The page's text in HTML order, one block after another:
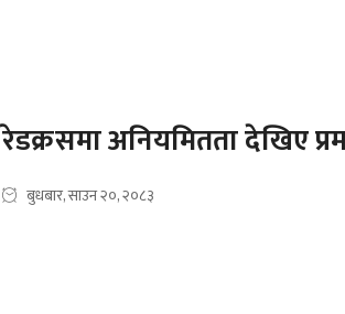
रेडक्रसमा अनियमितता देखिए
बुधबार, साउन २०, २०८३